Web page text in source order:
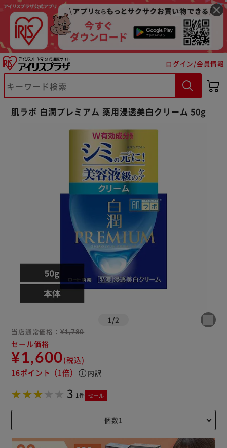
ログイン/会員情報
肌ラボ 白潤プレミアム 薬用浸透美白クリーム 50g
1 /2
当店通常価格： ¥1,780
セール価格
¥1,600(税込)
16ポイント （1倍） info 内訳
3 1件 セール
※ご確認ください
カートに入れる 購入手続きへ